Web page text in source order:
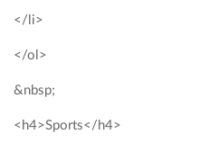
</li>
</ol>
&nbsp;
<h4>Sports</h4>